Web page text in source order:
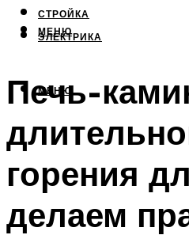
СТРОЙКА
ЭЛЕКТРИКА
МЕНЮ
МЕНЮ
Печь-
горения
делаем